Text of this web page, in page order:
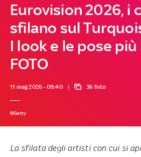
Eurovision 2026, i
sfilano sul
I look e le pose più
FOTO
11 mag 2026 - 09:40 36 foto
©Getty
La sfilata degli artisti con cui si